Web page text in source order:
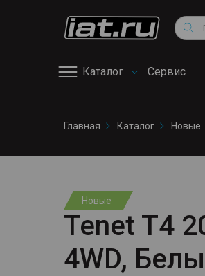
Каталог Сервис
сервис
Снегоходы
Квадроциклы
Главная Каталог Новые
Новые
Tenet T4
4WD,